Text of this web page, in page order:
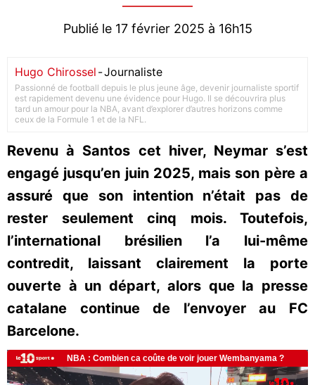
Publié le 17 février 2025 à 16h15
Hugo Chirossel -Journaliste
Passionné de football depuis le plus jeune âge, devenir journaliste sportif
est rapidement devenu une évidence pour Hugo. Il se découvrira plus
tard un amour pour la NBA, avant d’explorer d’autres horizons comme
ceux de la Formule 1 et de la NFL.
Revenu à Santos cet hiver, Neymar s’est
engagé jusqu’en juin 2025, mais son père a
assuré que son intention n’était pas de
rester seulement cinq mois. Toutefois,
l’international brésilien l’a lui-même
contredit, laissant clairement la porte
ouverte à un départ, alors que la presse
catalane continue de l’envoyer au FC
Barcelone.